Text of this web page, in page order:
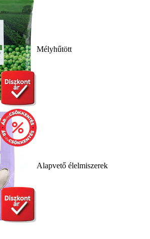
Mélyhűtött
Alapvető élelmiszerek